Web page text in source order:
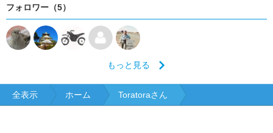
フォロワー（5）
もっと見る
全表示 ホーム Toratoraさん